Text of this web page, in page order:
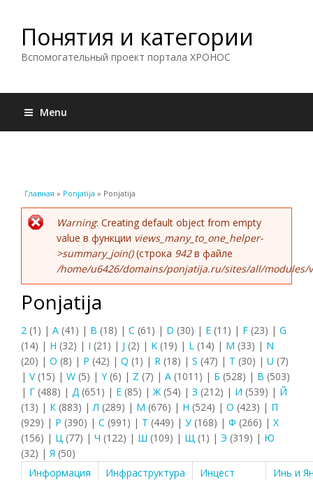
Понятия и категории
Вспомогательный проект портала ХРОНОС
Menu
Вы здесь
Главная » Ponjatija » Ponjatija
Сообщение об ошибке
Warning: Creating default object from empty
value в функции views_many_to_one_helper-
>summary_join()(строка 942в файле
/home/u6426/domains/ponjatija.ru/sites/all/modules/
Ponjatija
2 (1) | A (41) | B (18) | C (61) | D (30) | E (11) | F (23) | G
(14) | H (32) | I (21) | J (2) | K (19) | L (14) | M (33) | N
(20) | O (8) | P (42) | Q (1) | R (18) | S (47) | T (30) | U (7)
| V(15) | W (5) | Y(6) | Z (7) | А (1011) | Б (528) | В (503)
| Г (488) | Д (651) | Е (85) | Ж (54) | З (212) | И (539) | Й
(13) | К (883) | Л (289) | М (676) | Н (524) | О (423) | П
(929) | Р (390) | С (991) | Т (449) | У (168) | Ф (266) | Х
(156) | Ц (77) | Ч (122) | Ш (109) | Щ (1) | Э (319) | Ю
(32) | Я (50)
Информация
Инфраструктура Инцест
Инь и